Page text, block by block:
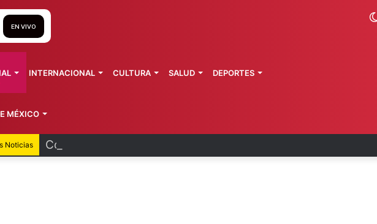
Noticias Cofepris fortalece coordinación sanitaria en los estados
EN VIVO
INTERNACIONAL CULTURA SALUD DEPORTES
MÉXICO